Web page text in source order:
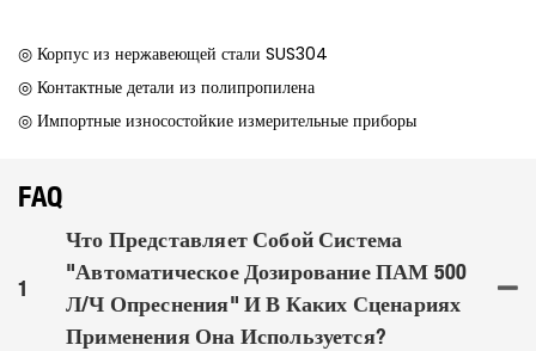
◎ Корпус из нержавеющей стали SUS304
◎ Контактные детали из полипропилена
◎ Импортные износостойкие измерительные приборы
FAQ
1
Что Представляет Собой Система
"Автоматическое Дозирование ПАМ 500
Л/ч Опреснения" И В Каких Сценариях
Применения Она Используется?